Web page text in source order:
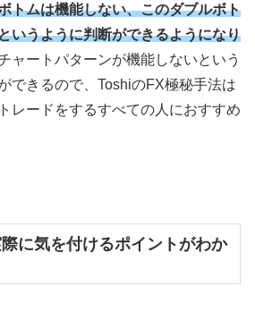
トムは機能しない、このダブルボト
いうように判断ができるようになり
ャートパターンが機能しないという
できるので、 ToshiのFX極秘手法は
レードをするすべての人におすすめ
に気を付けるポイントがわか